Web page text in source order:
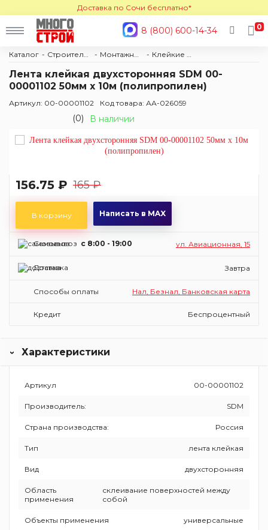
Доставка по Сочи бесплатно*
8 (800) 600-14-34 0
Каталог
Лента клейкая двухсторонняя SDM 00-
00001102 50мм х 10м (полипропилен)
Артикул: 00-00001102 Код товара: АА-026059
(0) В наличии
156.75 ₽ 165 ₽
В корзину Написать в MAX
Самовывоз c 8:00 - 19:00 ул. Авиационная, 15
Доставка Завтра
Способы оплаты Нал, Безнал, Банковская карта
Кредит Беспроцентный
Характеристики
Артикул 00-00001102
Производитель: SDM
Страна производства: Россия
Тип лента клейкая
Вид двухсторонняя
Область
применения
склеивание поверхностей между
собой
Объекты применения универсальные